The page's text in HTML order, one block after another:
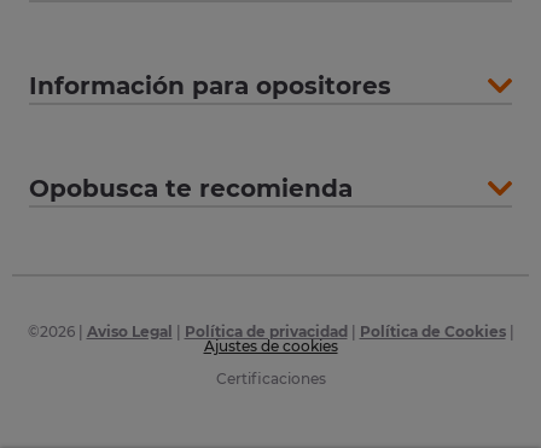
Información para opositores
Opobusca te recomienda
©2026| Aviso Legal Política de privacidad Política de Cookies|
Ajustes de cookies
Certificaciones